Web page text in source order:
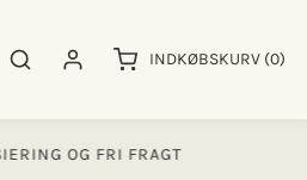
Log ind INDKØBSKURV (0)
varer
OG FRI FRAGT